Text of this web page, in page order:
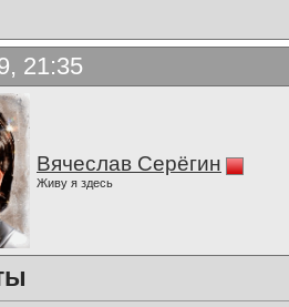
21:35
Вячеслав Серёгин
Живу я здесь